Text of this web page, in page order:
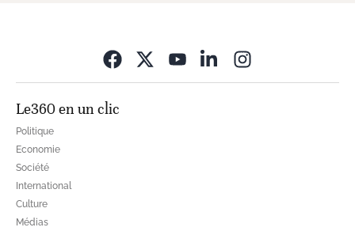
Le360 en un clic
Politique
Economie
Société
International
Culture
Médias